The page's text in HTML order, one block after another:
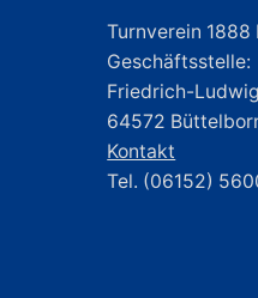
Turnverein 1888
Geschäftsstelle:
Friedrich-
64572
Kontakt
Tel. (06152)